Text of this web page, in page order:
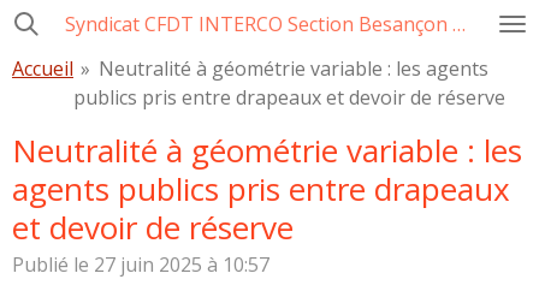
Passer
contenu
principal
Syndicat CFDT INTERCO Section Besançon Ville-CCAS-GBM
Accueil » Neutralité à géométrie variable : les agents
publics pris entre drapeaux et devoir de réserve
Neutralité à géométrie variable : les
agents publics pris entre drapeaux
et devoir de réserve
Publié le 27 juin 2025 à 10:57